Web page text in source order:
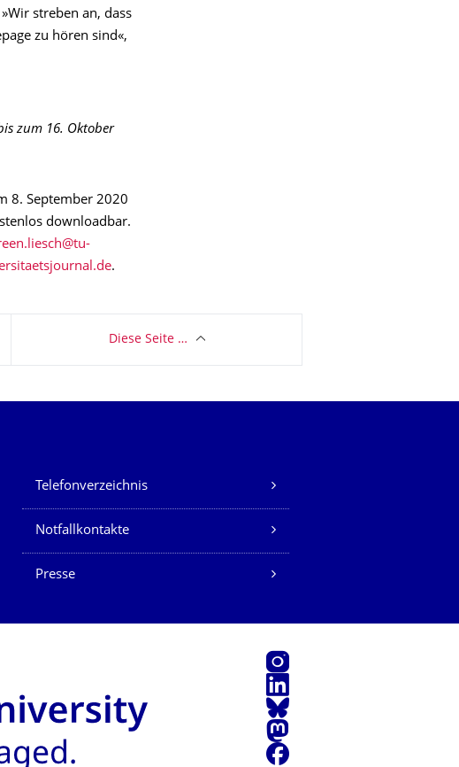
streben an, dass
zu hören sind«,
zum 16. Oktober
8. September 2020
downloadbar.
.
Diese Seite …
Telefonverzeichnis
Notfallkontakte
Presse
Instagram
LinkedIn
Bluesky
Mastodon
Facebook